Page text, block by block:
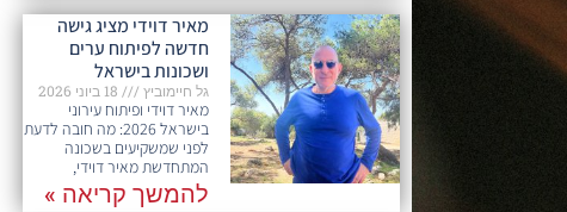
מאיר דוידי מציג גישה
חדשה לפיתוח ערים
ושכונות בישראל
גל חיימוביץ
מאיר דוידי ופיתוח עירוני
בישראל 2026: מה חובה לדעת
לפני שמשקיעים בשכונה
המתחדשת מאיר דוידי,
להמשך קריאה »